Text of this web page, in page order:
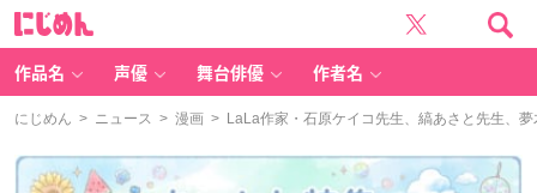
作品名 声優 舞台俳優 作者名
にじめん > ニュース > 漫画 > LaLa作家・石原ケイコ先生、縞あさと先生、